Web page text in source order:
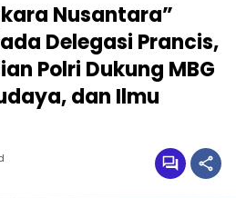
Nusantara”
Delegasi Prancis,
Polri Dukung MBG
dan Ilmu